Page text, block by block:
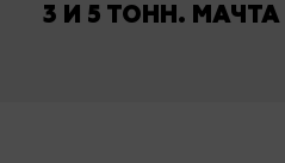
3 И 5 ТОНН.